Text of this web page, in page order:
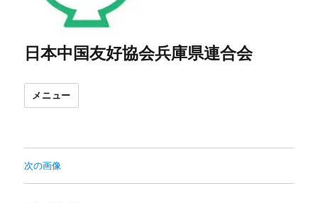
日本中国友好協会兵庫県連合会
メニュー
次の画像